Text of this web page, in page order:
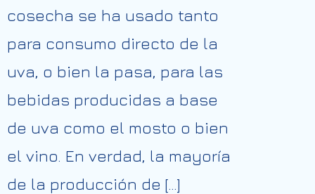
cosecha se ha usado tanto
para consumo directo de la
uva, o bien la pasa, para las
bebidas producidas a base
de uva como el mosto o bien
el vino. En verdad, la mayoría
de la producción de […]